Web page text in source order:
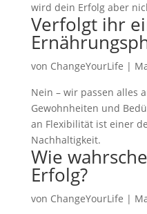
wird dein Erfolg aber
Verfolgt ihr
von ChangeYourLife |
Nein – wir passen alles
Gewohnheiten und
an Flexibilität ist einer
Nachhaltigkeit.
Wie
Erfolg?
von ChangeYourLife |